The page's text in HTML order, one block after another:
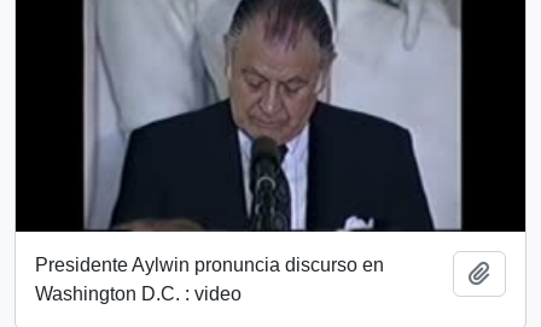
Presidente Aylwin pronuncia discurso en
Washington D.C. : video